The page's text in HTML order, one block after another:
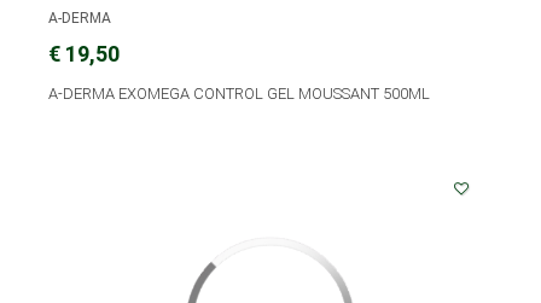
A-DERMA
€ 19,50
A-DERMA EXOMEGA CONTROL GEL MOUSSANT 500ML